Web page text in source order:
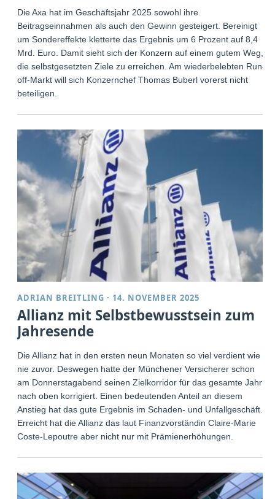
Die Axa hat im Geschäftsjahr 2025 sowohl ihre
Beitragseinnahmen als auch den Gewinn gesteigert. Bereinigt
um Sondereffekte kletterte das Ergebnis um 6 Prozent auf 8,4
Mrd. Euro. Damit sieht sich der Konzern auf einem gutem Weg,
die selbstgesetzten Ziele zu erreichen. Am wiederbelebten Run-
off-Markt will sich Konzernchef Thomas Buberl vorerst nicht
beteiligen.
ADRIAN BREITLING · 14. NOVEMBER 2025
Allianz mit Selbstbewusstsein zum
Jahresende
Die Allianz hat in den ersten neun Monaten so viel verdient wie
nie zuvor. Deswegen hatte der Münchener Versicherer schon
am Donnerstagabend seinen Zielkorridor für das gesamte Jahr
nach oben korrigiert. Einen bedeutenden Anteil an diesem
Anstieg hat das gute Ergebnis im Schaden- und Unfallgeschäft.
Erreicht hat die Allianz das laut Finanzvorständin Claire-Marie
Coste-Lepoutre aber nicht nur mit Prämienerhöhungen.